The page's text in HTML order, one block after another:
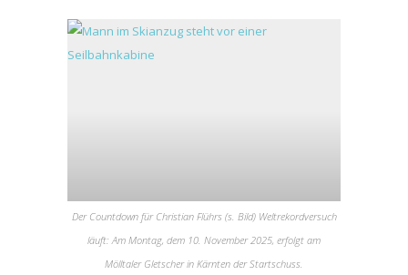
Der Countdown für Christian Flührs (s. Bild) Weltrekordversuch
läuft: Am Montag, dem 10. November 2025, erfolgt am
Mölltaler Gletscher in Kärnten der Startschuss.